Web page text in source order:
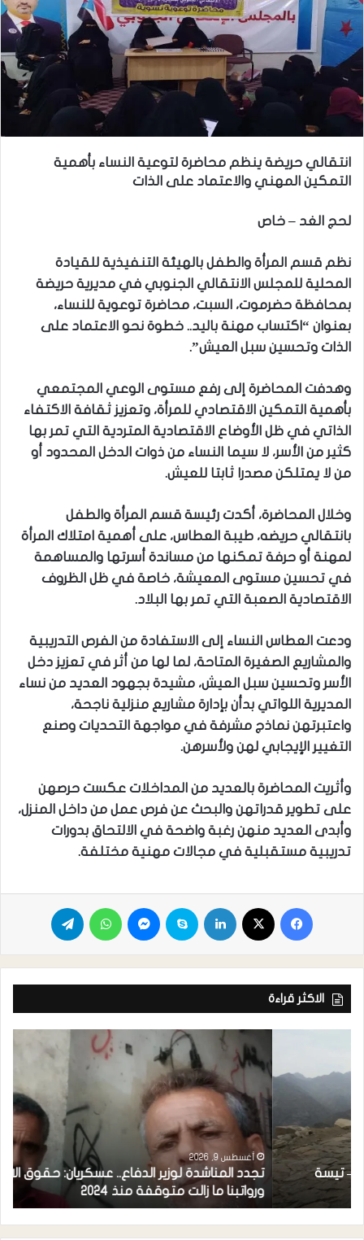
انتقالي حريضة ينظم محاضرة لتوعية النساء بأهمية
التمكين المهني والاعتماد على الذات
لحج الغد – خاص
نظم قسم المرأة والطفل بالهيئة التنفيذية للقيادة
المحلية للمجلس الانتقالي الجنوبي في مديرية حريضة
بمحافظة حضرموت، السبت، محاضرة توعوية للنساء،
بعنوان “اكتساب مهنة باليد.. خطوة نحو الاعتماد على
الذات وتحسين سبل العيش”.
وهدفت المحاضرة إلى رفع مستوى الوعي المجتمعي
بأهمية التمكين الاقتصادي للمرأة، وتعزيز ثقافة الاكتفاء
الذاتي في ظل الأوضاع الاقتصادية المتردية التي تمر بها
كثير من الأسر، لا سيما النساء من ذوات الدخل المحدود أو
من لا يمتلكن مصدرا ثابتا للعيش.
وخلال المحاضرة، أكدت رئيسة قسم المرأة والطفل
بانتقالي حريضه، طيبة العطاس، على أهمية امتلاك المرأة
لمهنة أو حرفة تمكنها من مساندة أسرتها والمساهمة
في تحسين مستوى المعيشة، خاصة في ظل الظروف
الاقتصادية الصعبة التي تمر بها البلاد.
ودعت العطاس النساء إلى الاستفادة من الفرص التدريبية
والمشاريع الصغيرة المتاحة، لما لها من أثر في تعزيز دخل
الأسر وتحسين سبل العيش، مشيدة بجهود العديد من نساء
المديرية اللواتي بدأن بإدارة مشاريع منزلية ناجحة،
واعتبرتهن نماذج مشرفة في مواجهة التحديات وصنع
التغيير الإيجابي لهن ولأسرهن.
وأثريت المحاضرة بالعديد من المداخلات عكست حرصهن
على تطوير قدراتهن والبحث عن فرص عمل من داخل المنزل،
وأبدى العديد منهن رغبة واضحة في الالتحاق بدورات
تدريبية مستقبلية في مجالات مهنية مختلفة.
الاكثر قراءة
أغسطس 9, 2026
تجدد المناشدة لوزير الدفاع.. عسكريان: حقوق الافراد سويت
ورواتبنا ما زالت متوقفة منذ 2024